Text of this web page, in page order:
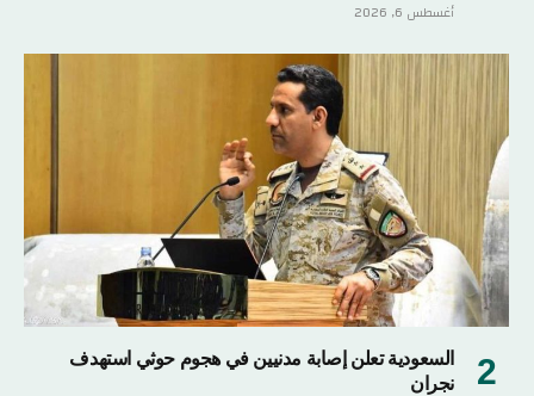
أغسطس 6, 2026
السعودية تعلن إصابة مدنيين في هجوم حوثي استهدف
نجران